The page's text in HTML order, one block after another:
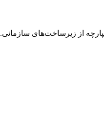
از زیرساخت‌های سازمانی.